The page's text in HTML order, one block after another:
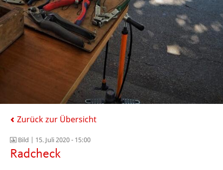
Zurück zur Übersicht
Bild | 15. Juli 2020 - 15:00
Radcheck